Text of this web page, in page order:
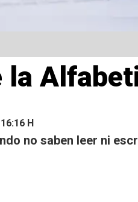
la
H
no saben leer ni